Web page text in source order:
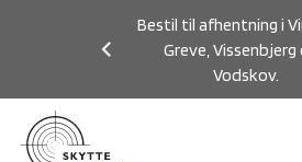
Bestil til afhentning i
Greve, Vissenbjerg
Vodskov.
Previous